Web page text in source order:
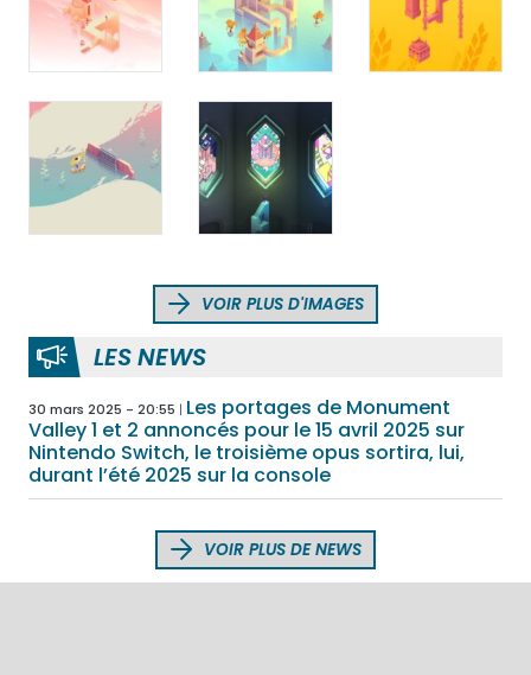
VOIR PLUS D'IMAGES
LES NEWS
30 mars 2025 - 20:55
Les portages de Monument
Valley 1 et 2 annoncés pour le 15 avril 2025 sur
Nintendo Switch, le troisième opus sortira, lui,
durant l’été 2025 sur la console
VOIR PLUS DE NEWS